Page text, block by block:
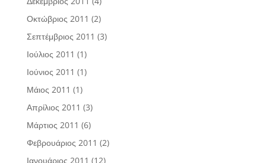
Οκτώβριος 2011 (2)
Σεπτέμβριος 2011 (3)
Ιούλιος 2011 (1)
Ιούνιος 2011 (1)
Μάιος 2011 (1)
Απρίλιος 2011 (3)
Μάρτιος 2011 (6)
Φεβρουάριος 2011 (2)
Ιανουάριος 2011 (12)